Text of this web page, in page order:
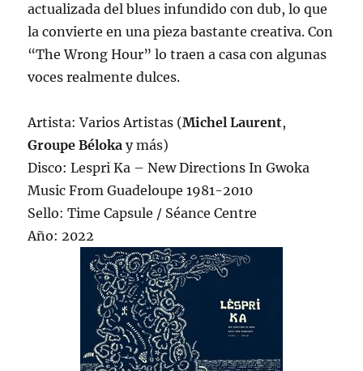
actualizada del blues infundido con dub, lo que
la convierte en una pieza bastante creativa. Con
“The Wrong Hour” lo traen a casa con algunas
voces realmente dulces.
Artista: Varios Artistas (Michel Laurent,
Groupe Béloka y más)
Disco: Lespri Ka – New Directions In Gwoka
Music From Guadeloupe 1981-2010
Sello: Time Capsule / Séance Centre
Año: 2022